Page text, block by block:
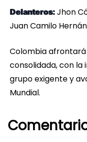
Delanteros: Jhon
Juan Camilo
Colombia
consolidada, con
grupo exigente y
Mundial.